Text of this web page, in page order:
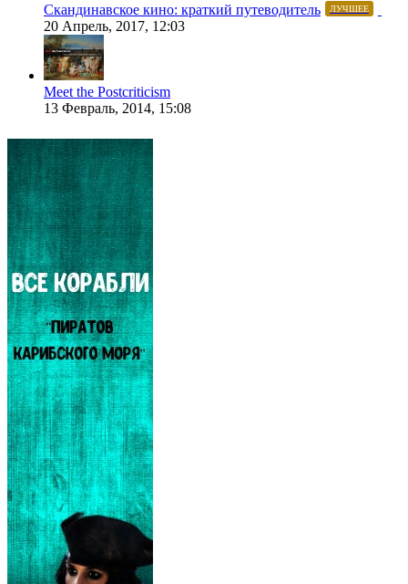
Скандинавское кино: краткий путеводитель ЛУЧШЕЕ
20 Апрель, 2017, 12:03
Meet the Postcriticism
13 Февраль, 2014, 15:08